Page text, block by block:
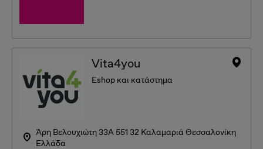
Vita4you
Eshop και κατάστημα
Άρη Βελουχιώτη 33A 551 32 Καλαμαριά Θεσσαλονίκη
Ελλάδα